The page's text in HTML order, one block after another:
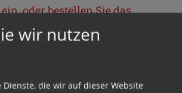
oder bestellen Sie das
wir nutzen
Dienste, die wir auf dieser Website